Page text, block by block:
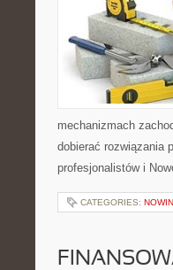
mechanizmach
dobierać rozwiązania
profesjonalistów i
CATEGORIES: